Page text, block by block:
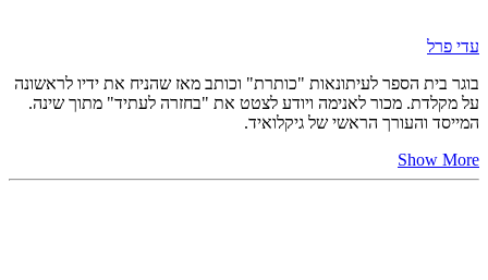
עדי פרל
בוגר בית הספר לעיתונאות "כותרת" וכותב מאז שהניח את ידיו לראשונה
על מקלדת. מכור לאנימה ויודע לצטט את "בחזרה לעתיד" מתוך שינה.
המייסד והעורך הראשי של גיקלואיד.
Show More